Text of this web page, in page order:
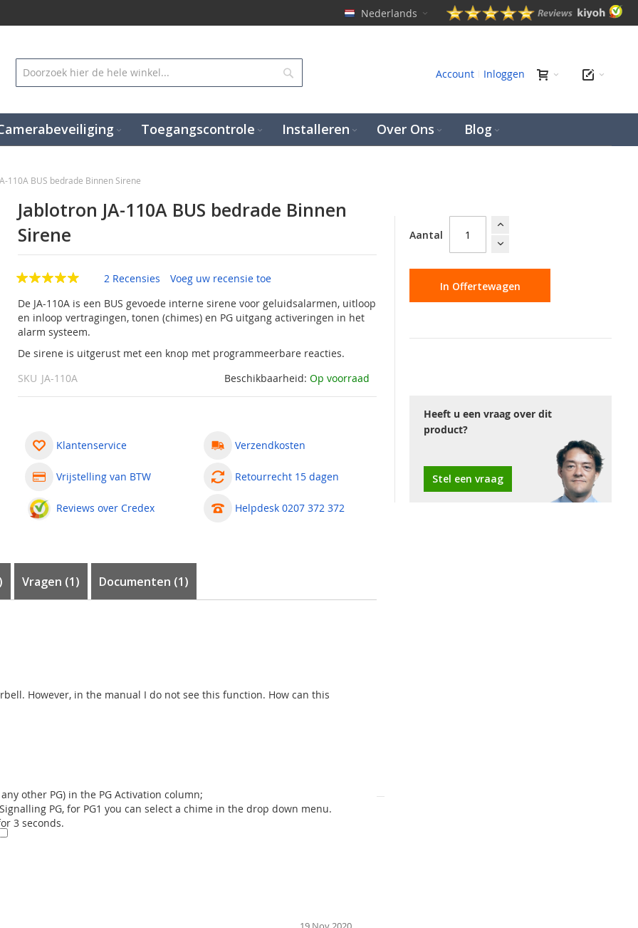
Nederlands
Account Inloggen
Toegangscontrole Installeren Over Ons Blog
110A BUS bedrade Binnen Sirene
Jablotron JA-110A BUS bedrade Binnen
Sirene
2 Recensies
Voeg uw recensie toe
De JA-110A is een BUS gevoede interne sirene voor geluidsalarmen, uitloop
en inloop vertragingen, tonen (chimes) en PG uitgang activeringen in het
alarm systeem.
De sirene is uitgerust met een knop met programmeerbare reacties.
Beschikbaarheid: Op voorraad
SKU JA-110A
Klantenservice
Vrijstelling van BTW
Reviews over Credex
Verzendkosten
Retourrecht 15 dagen
Helpdesk 0207 372 372
Aantal
In Offertewagen
Heeft u een vraag over dit
product?
Stel een vraag
BUS van de centrale. Het is mogelijk om hem een zone toe te wijzen en
gebruikt als een deurbel en als akoestische indicatie van het triggeren
0 (0%)
Geverifieerde kopers
Vragen 1
However, in the manual I do not see this function. How can this
other PG) in the PG Activation column;
PG, for PG1 you can select a chime in the drop down menu.
3 seconds.
Documenten (1)